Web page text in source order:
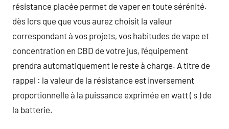
résistance placée permet de vaper en toute sérénité.
dès lors que que vous aurez choisit la valeur
correspondant à vos projets, vos habitudes de vape et
concentration en CBD de votre jus, l’équipement
prendra automatiquement le reste à charge. A titre de
rappel : la valeur de la résistance est inversement
proportionnelle à la puissance exprimée en watt ( s ) de
la batterie.